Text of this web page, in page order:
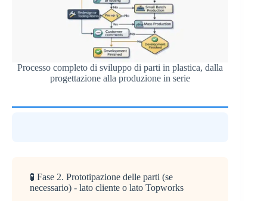
Processo completo di sviluppo di parti in plastica, dalla
progettazione alla produzione in serie
🧪 Fase 2. Prototipazione delle parti (se
necessario) - lato cliente o lato Topworks